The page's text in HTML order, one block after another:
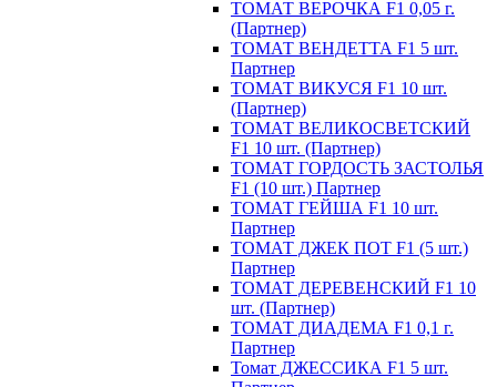
ТОМАТ ВЕРОЧКА F1 0,05 г.
(Партнер)
ТОМАТ ВЕНДЕТТА F1 5 шт.
Партнер
ТОМАТ ВИКУСЯ F1 10 шт.
(Партнер)
ТОМАТ ВЕЛИКОСВЕТСКИЙ
F1 10 шт. (Партнер)
ТОМАТ ГОРДОСТЬ ЗАСТОЛЬЯ
F1 (10 шт.) Партнер
ТОМАТ ГЕЙША F1 10 шт.
Партнер
ТОМАТ ДЖЕК ПОТ F1 (5 шт.)
Партнер
ТОМАТ ДЕРЕВЕНСКИЙ F1 10
шт. (Партнер)
ТОМАТ ДИАДЕМА F1 0,1 г.
Партнер
Томат ДЖЕССИКА F1 5 шт.